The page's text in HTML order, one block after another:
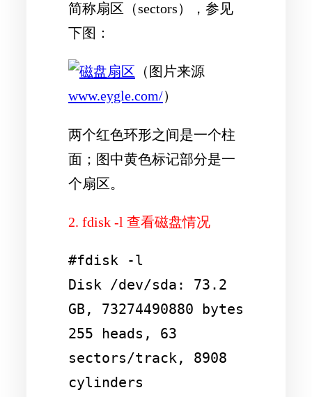
简称扇区（sectors）
，参见
下图：
（图片来源
www.eygle.com/）
两个红色环形之间是一个柱
面；图中黄色标记部分是一
个扇区。
2. fdisk -l 查看磁盘情况
#fdisk -l
Disk /dev/sda: 73.2
GB, 73274490880 bytes
255 heads, 63
sectors/track, 8908
cylinders